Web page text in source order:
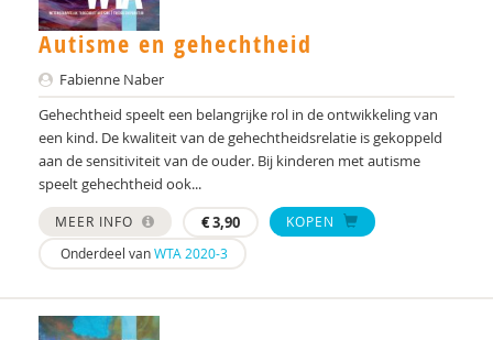
Kim Maijer
Jarymke Maljaars
Anne-Claire Maton
Mark Meerum Terwogt
Marc Molendijk
Fabienne Naber
Anneke Nieuwe Weme
Autisme en gehechtheid
Fabienne Naber
Gehechtheid speelt een belangrijke rol in de ontwikkeling van
een kind. De kwaliteit van de gehechtheidsrelatie is gekoppeld
aan de sensitiviteit van de ouder. Bij kinderen met autisme
speelt gehechtheid ook...
MEER INFO €3,90
KOPEN
Onderdeel vanWTA 2020-3